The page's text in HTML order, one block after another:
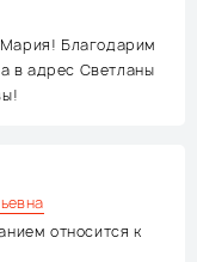
Благодарим
в адрес Светланы
относится к